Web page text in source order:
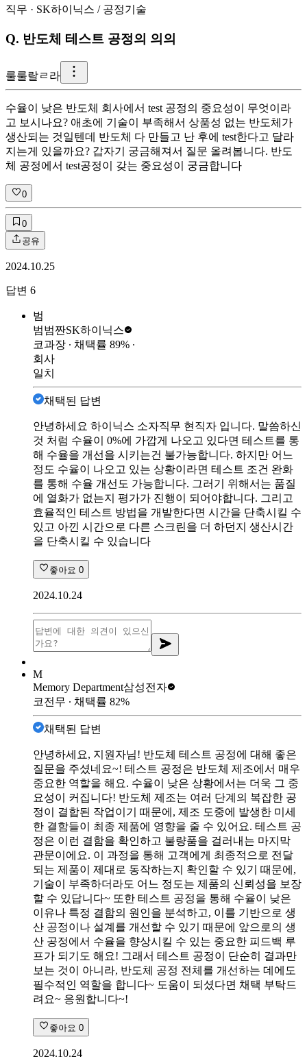
직무 · SK하이닉스 / 공정기술
Q. 반도체 테스트 공정의 의의
룰룰랄ㄹ라
수율이 낮은 반도체 회사에서 test 공정의 중요성이 무엇이라
고 보시나요? 애초에 기술이 부족해서 상품성 없는 반도체가
생산되는 것일텐데 반도체 다 만들고 난 후에 test한다고 달라
지는게 있을까요? 갑자기 궁금해져서 질문 올려봅니다. 반도
체 공정에서 test공정이 갖는 중요성이 궁금합니다
0
0
공유
2024.10.25
답변 6
범
범범짠SK하이닉스
코과장 ∙ 채택률 89% ∙
회사
일치
채택된 답변
안녕하세요 하이닉스 소자직무 현직자 입니다. 말씀하신
것 처럼 수율이 0%에 가깝게 나오고 있다면 테스트를 통
해 수율을 개선을 시키는건 불가능합니다. 하지만 어느
정도 수율이 나오고 있는 상황이라면 테스트 조건 완화
를 통해 수율 개선도 가능합니다. 그러기 위해서는 품질
에 열화가 없는지 평가가 진행이 되어야합니다. 그리고
효율적인 테스트 방법을 개발한다면 시간을 단축시킬 수
있고 아낀 시간으로 다른 스크린을 더 하던지 생산시간
을 단축시킬 수 있습니다
좋아요 0
2024.10.24
M
Memory Department삼성전자
코전무 ∙ 채택률 82%
채택된 답변
안녕하세요, 지원자님! 반도체 테스트 공정에 대해 좋은
질문을 주셨네요~! 테스트 공정은 반도체 제조에서 매우
중요한 역할을 해요. 수율이 낮은 상황에서는 더욱 그 중
요성이 커집니다! 반도체 제조는 여러 단계의 복잡한 공
정이 결합된 작업이기 때문에, 제조 도중에 발생한 미세
한 결함들이 최종 제품에 영향을 줄 수 있어요. 테스트 공
정은 이런 결함을 확인하고 불량품을 걸러내는 마지막
관문이에요. 이 과정을 통해 고객에게 최종적으로 전달
되는 제품이 제대로 동작하는지 확인할 수 있기 때문에,
기술이 부족하더라도 어느 정도는 제품의 신뢰성을 보장
할 수 있답니다~ 또한 테스트 공정을 통해 수율이 낮은
이유나 특정 결함의 원인을 분석하고, 이를 기반으로 생
산 공정이나 설계를 개선할 수 있기 때문에 앞으로의 생
산 공정에서 수율을 향상시킬 수 있는 중요한 피드백 루
프가 되기도 해요! 그래서 테스트 공정이 단순히 결과만
보는 것이 아니라, 반도체 공정 전체를 개선하는 데에도
필수적인 역할을 합니다~ 도움이 되셨다면 채택 부탁드
려요~ 응원합니다~!
좋아요 0
2024.10.24